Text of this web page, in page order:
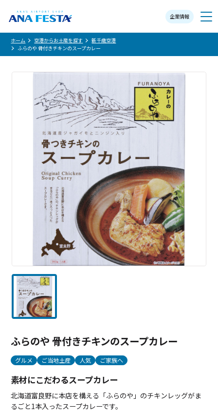
企業情報
メニュー
ホーム 空港からお土産を探す
新千歳空港
ふらのや 骨付きチキンのスープカレー
ふらのや 骨付きチキンのスープカレー
グルメ ご当地土産 人気 ご家族へ
素材にこだわるスープカレー
北海道富良野に本店を構える「ふらのや」のチキンレッグがま
るごと1本入ったスープカレーです。